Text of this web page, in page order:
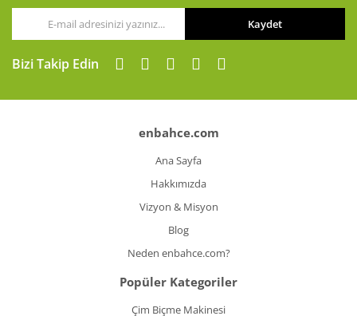
Kaydet
Bizi Takip Edin
enbahce.com
Ana Sayfa
Hakkımızda
Vizyon & Misyon
Blog
Neden enbahce.com?
Popüler Kategoriler
Çim Biçme Makinesi